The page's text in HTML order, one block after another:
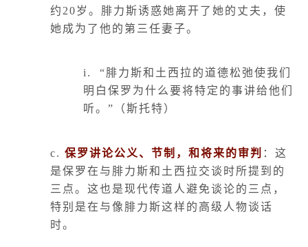
约 20岁。腓力斯诱惑她离开了她的丈夫，使
她成为了他的第三任妻子。
i. “腓力斯和土西拉的道德松弛使我们
明白保罗为什么要将特定的事讲给他们
听。”（斯托特）
c. 保罗讲论公义、节制，和将来的审判 ：这
是保罗在与腓力斯和土西拉交谈时所提到的
三点。这也是现代传道人避免谈论的三点，
特别是在与像腓力斯这样的高级人物谈话
时。